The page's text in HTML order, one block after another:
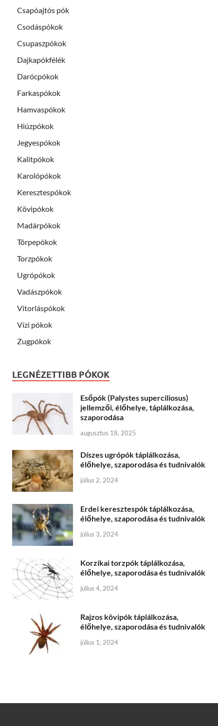
Csapóajtós pók
Csodáspókok
Csupaszpókok
Dajkapókfélék
Darócpókok
Farkaspókok
Hamvaspókok
Hiúzpókok
Jegyespókok
Kalitpókok
Karolópókok
Keresztespókok
Kövipókok
Madárpókok
Törpepókok
Torzpókok
Ugrópókok
Vadászpókok
Vitorláspókok
Vízi pókok
Zugpókok
LEGNÉZETTIBB PÓKOK
Esőpók (Palystes superciliosus)
jellemzői, élőhelye, táplálkozása,
szaporodása
augusztus 18, 2025
Díszes ugrópók táplálkozása,
élőhelye, szaporodása és tudnivalók
július 2, 2024
Erdei keresztespók táplálkozása,
élőhelye, szaporodása és tudnivalók
július 3, 2024
Korzikai torzpók táplálkozása,
élőhelye, szaporodása és tudnivalók
július 4, 2024
Rajzos kövipók táplálkozása,
élőhelye, szaporodása és tudnivalók
július 1, 2024